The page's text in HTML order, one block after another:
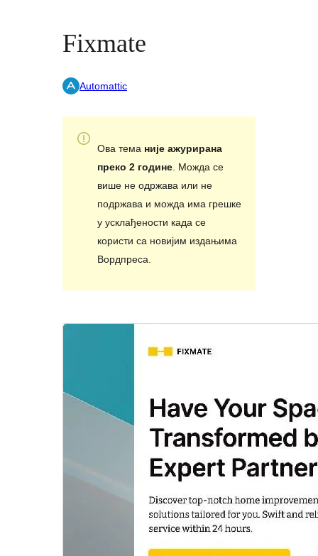
Fixmate
Automattic
Ова тема није ажурирана
преко 2 године. Можда се
више не одржава или не
подржава и можда има грешке
у усклађености када се
користи са новијим издањима
Вордпреса.